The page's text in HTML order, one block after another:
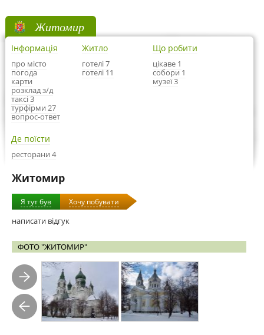
Житомир
Інформація
про місто
погода
карти
розклад з/д
таксі 3
турфірми 27
вопрос-ответ
Житло
готелі 7
готелі 11
Що робити
цікаве 1
собори 1
музеї 3
Де поїсти
ресторани 4
Житомир
Я тут був Хочу побувати
написати відгук
ФОТО "ЖИТОМИР"